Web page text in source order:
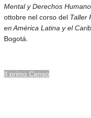
Mental y Derechos
ottobre nel corso del Taller
en América Latina y el
Bogotá.
Il primo Censo